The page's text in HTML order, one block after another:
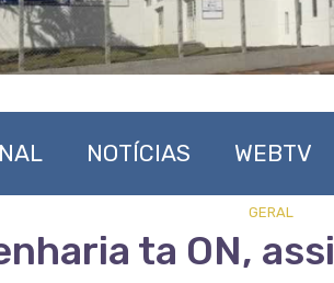
NOTÍCIAS WEBTV
GERAL
ta ON,